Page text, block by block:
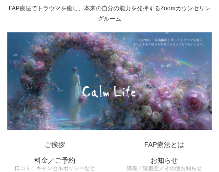
FAP療法でトラウマを癒し、本来の自分の能力を発揮するZoomカウンセリン
グルーム
ご挨拶
FAP療法とは
料金／ご予約
口コミ、キャンセルポリシーなど
お知らせ
講座／読書会／その他お知らせ